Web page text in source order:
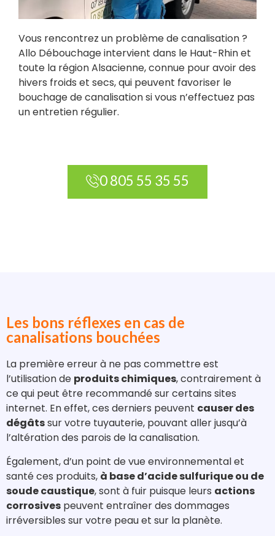
Vous rencontrez un problème de canalisation ?
Allo Débouchage intervient dans le Haut-Rhin et
toute la région Alsacienne, connue pour avoir des
hivers froids et secs, qui peuvent favoriser le
bouchage de canalisation si vous n’effectuez pas
un entretien régulier.
0 805 55 35 55
Les bons réflexes en cas de
canalisations bouchées
La première erreur à ne pas commettre est
l’utilisation de produits chimiques, contrairement à
ce qui peut être recommandé sur certains sites
internet. En effet, ces derniers peuvent causer des
dégâtssur votre tuyauterie, pouvant aller jusqu’à
l’altération des parois de la canalisation.
Également, d’un point de vue environnemental et
santé ces produits, à base d’acide sulfurique ou de
soude caustique, sont à fuir puisque leurs actions
corrosives peuvent entraîner des dommages
irréversibles sur votre peau et sur la planète.